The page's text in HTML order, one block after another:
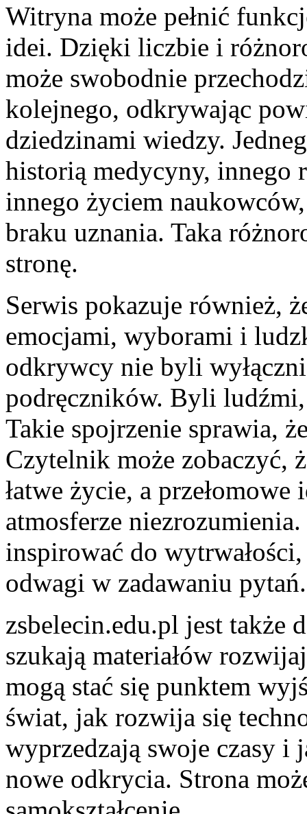
Witryna może pełnić
idei. Dzięki liczbie i
może swobodnie
kolejnego, odkrywając
dziedzinami wiedzy.
historią medycyny, innego
innego życiem
braku uznania. Taka
stronę.
Serwis pokazuje również,
emocjami, wyborami i
odkrywcy nie byli
podręczników. Byli
Takie spojrzenie sprawia,
Czytelnik może zobaczyć,
łatwe życie, a przełomowe
atmosferze
inspirować do
odwagi w zadawaniu pytań.
zsbelecin.edu.pl jest także
szukają materiałów
mogą stać się punktem
świat, jak rozwija się
wyprzedzają swoje czasy i
nowe odkrycia. Strona